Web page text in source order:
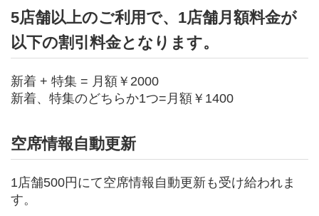
5店舗以上のご利用で、1店舗月額料金が
以下の割引料金となります。
新着 + 特集 = 月額￥2000
新着、特集のどちらか1つ=月額￥1400
空席情報自動更新
1店舗500円にて空席情報自動更新も受け給われま
す。